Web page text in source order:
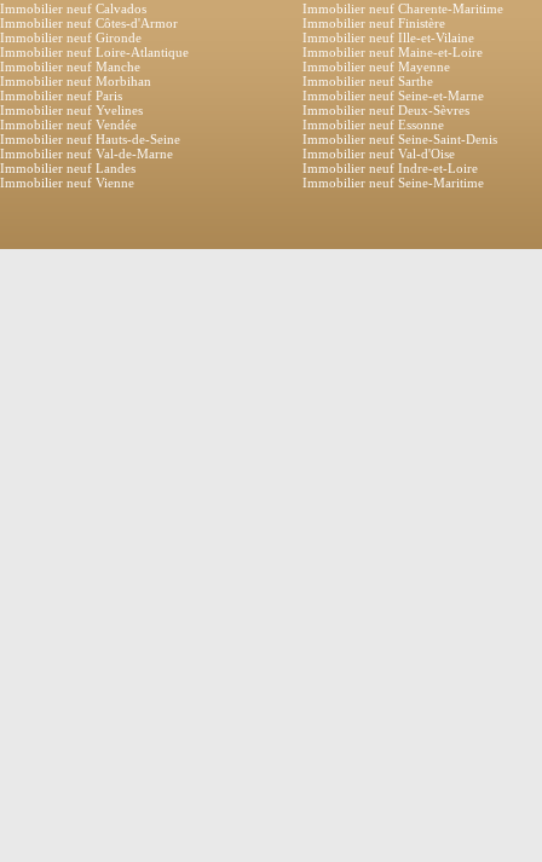
Immobilier neuf Calvados
Immobilier neuf Charente-Maritime
Immobilier neuf Côtes-d'Armor
Immobilier neuf Finistère
Immobilier neuf Gironde
Immobilier neuf Ille-et-Vilaine
Immobilier neuf Loire-Atlantique
Immobilier neuf Maine-et-Loire
Immobilier neuf Manche
Immobilier neuf Mayenne
Immobilier neuf Morbihan
Immobilier neuf Sarthe
Immobilier neuf Paris
Immobilier neuf Seine-et-Marne
Immobilier neuf Yvelines
Immobilier neuf Deux-Sèvres
Immobilier neuf Vendée
Immobilier neuf Essonne
Immobilier neuf Hauts-de-Seine
Immobilier neuf Seine-Saint-Denis
Immobilier neuf Val-de-Marne
Immobilier neuf Val-d'Oise
Immobilier neuf Landes
Immobilier neuf Indre-et-Loire
Immobilier neuf Vienne
Immobilier neuf Seine-Maritime